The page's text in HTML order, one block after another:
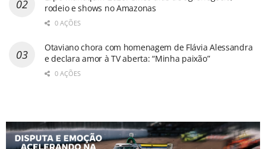
rodeio e shows no Amazonas
0 AÇÕES
Otaviano chora com homenagem de Flávia Alessandra
e declara amor à TV aberta: “Minha paixão”
0 AÇÕES